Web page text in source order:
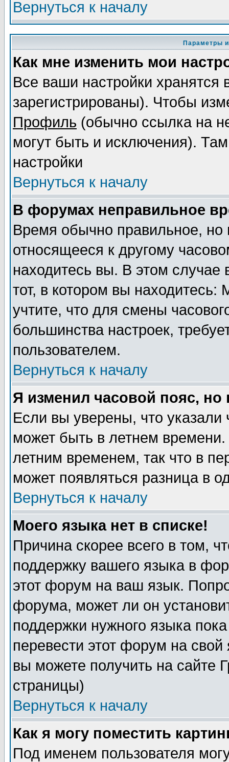
Вернуться к началу
Параметры
Как мне изменить мои
Все ваши настройки
зарегистрированы). Чтобы
Профиль (обычно ссылка на
могут быть и исключения).
настройки
Вернуться к началу
В форумах неправильное
Время обычно правильное,
относящееся к другому
находитесь вы. В этом
тот, в котором вы
учтите, что для смены
большинства настроек,
пользователем.
Вернуться к началу
Я изменил часовой пояс,
Если вы уверены, что указали
может быть в летнем
летним временем, так что в
может появляться разница в
Вернуться к началу
Моего языка нет в списке!
Причина скорее всего в том,
поддержку вашего языка в
этот форум на ваш язык.
форума, может ли он
поддержки нужного языка
перевести этот форум на
вы можете получить на сайте
страницы)
Вернуться к началу
Как я могу поместить
Под именем пользователя